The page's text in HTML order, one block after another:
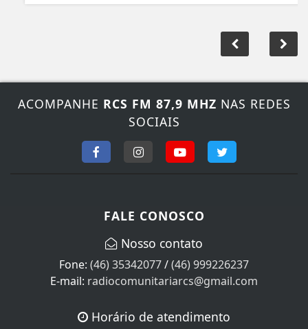
ACOMPANHE RCS FM 87,9 MHZ NAS REDES
SOCIAIS
FALE CONOSCO
Nosso contato
Fone: (46) 35342077/(46) 999226237
E-mail: radiocomunitariarcs@gmail.com
Horário de atendimento